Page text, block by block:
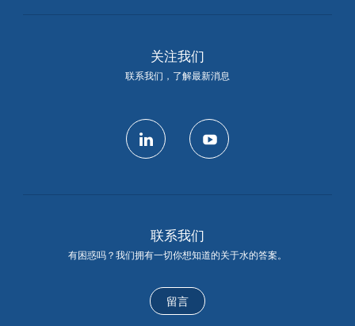
关注我们
联系我们，了解最新消息
联系我们
有困惑吗？我们拥有一切你想知道的关于水的答案。
留言